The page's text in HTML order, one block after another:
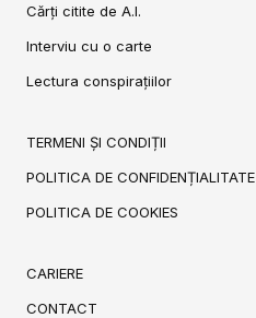
Cărți citite de A.I.
Interviu cu o carte
Lectura conspirațiilor
TERMENI ȘI CONDIȚII
POLITICA DE CONFIDENȚIALITATE
POLITICA DE COOKIES
CARIERE
CONTACT